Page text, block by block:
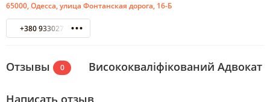
65000, Одесса, улица Фонтанская дорога, 16-Б
+380 933027517
Отзывы 0 Висококваліфікований Адвокат